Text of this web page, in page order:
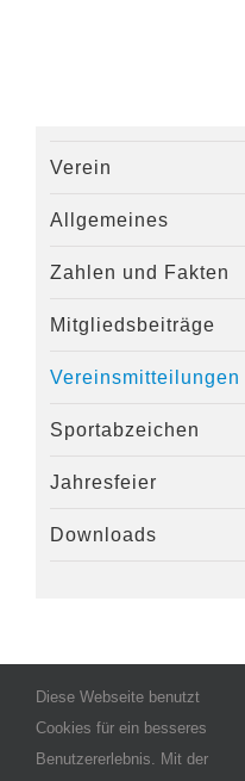
Verein
Allgemeines
Zahlen und Fakten
Mitgliedsbeiträge
Vereinsmitteilungen
Sportabzeichen
Jahresfeier
Downloads
Diese Webseite benutzt
Cookies für ein besseres
Benutzererlebnis. Mit der